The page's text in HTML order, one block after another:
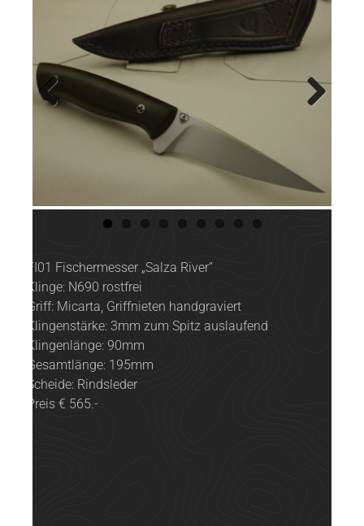
Previ
FI01 Fischermesser „Salza River”
Klinge: N690 rostfrei
Griff: Micarta, Griffnieten handgraviert
Klingenstärke: 3mm zum Spitz auslaufend
Klingenlänge: 90mm
Gesamtlänge: 195mm
Scheide: Rindsleder
Preis € 565.-